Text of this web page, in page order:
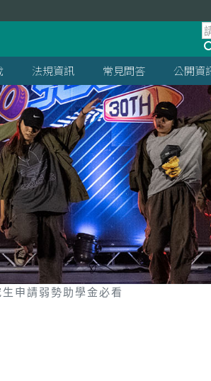
法規資訊 常見問答 公開資
申請弱勢助學金必看